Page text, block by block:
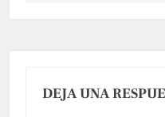
DEJA UNA